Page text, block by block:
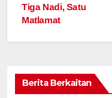
Tiga Nadi, Satu
Matlamat
Berita Berkaitan